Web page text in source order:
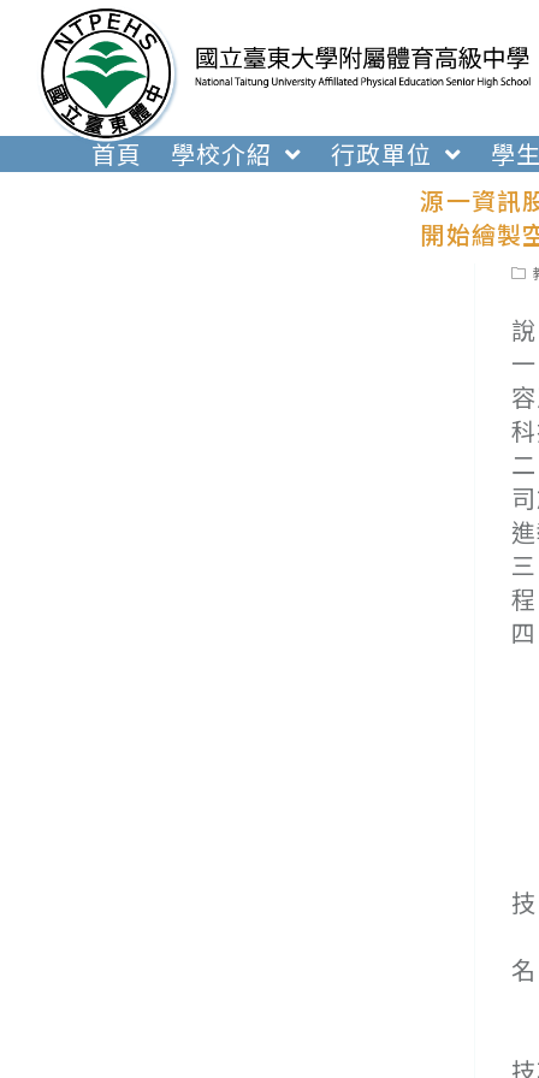
內
首頁 學校介紹 行政單位 學
源一資訊
開始繪製
名